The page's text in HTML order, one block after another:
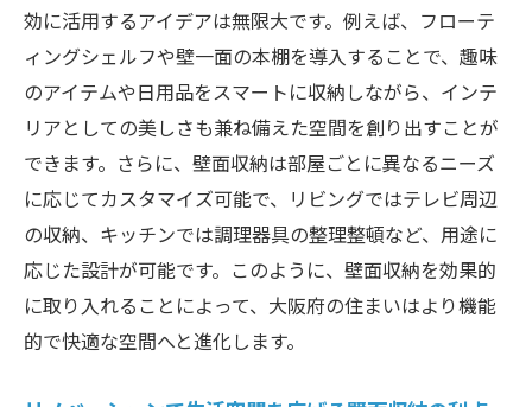
効に活用するアイデアは無限大です。例えば、フローテ
ィングシェルフや壁一面の本棚を導入することで、趣味
のアイテムや日用品をスマートに収納しながら、インテ
リアとしての美しさも兼ね備えた空間を創り出すことが
できます。さらに、壁面収納は部屋ごとに異なるニーズ
に応じてカスタマイズ可能で、リビングではテレビ周辺
の収納、キッチンでは調理器具の整理整頓など、用途に
応じた設計が可能です。このように、壁面収納を効果的
に取り入れることによって、大阪府の住まいはより機能
的で快適な空間へと進化します。